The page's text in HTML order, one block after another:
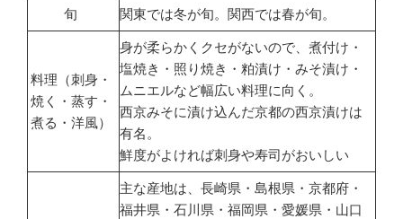
旬 関東では冬が旬。関西では春が旬。
料理（刺身・
焼く・蒸す・
煮る・洋風）
身が柔らかくクセがないので、煮付け・
塩焼き・照り焼き・粕漬け・みそ漬け・
ムニエルなど幅広い料理に向く。
西京みそに漬け込んだ京都の西京漬けは
有名。
鮮度がよければ刺身や寿司がおいしい
主な産地は、長崎県・島根県・京都府・
福井県・石川県・福岡県・愛媛県・山口